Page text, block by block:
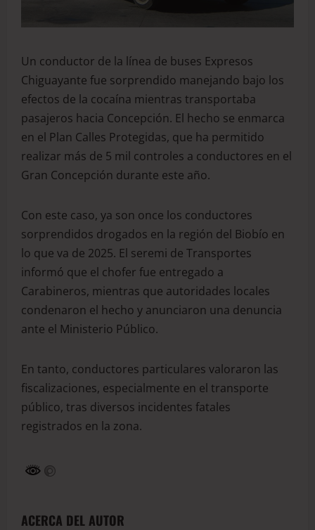
Un conductor de la línea de buses Expresos
Chiguayante fue sorprendido manejando bajo los
efectos de la cocaína mientras transportaba
pasajeros hacia Concepción. El hecho se enmarca
en el Plan Calles Protegidas, que ha permitido
realizar más de 5 mil controles a conductores en el
Gran Concepción durante este año.
Con este caso, ya son once los conductores
sorprendidos drogados en la región del Biobío en
lo que va de 2025. El seremi de Transportes
informó que el chofer fue entregado a
Carabineros, mientras que autoridades locales
condenaron el hecho y anunciaron una denuncia
ante el Ministerio Público.
En tanto, conductores particulares valoraron las
fiscalizaciones, especialmente en el transporte
público, tras diversos incidentes fatales
registrados en la zona.
ACERCA DEL AUTOR